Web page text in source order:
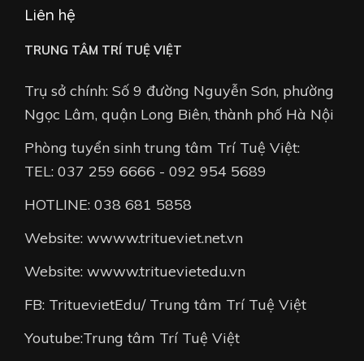
Liên hệ
TRUNG TÂM TRÍ TUỆ VIỆT
Trụ sở chính: Số 9 đường Nguyễn Sơn, phường
Ngọc Lâm, quận Long Biên, thành phố Hà Nội
Phòng tuyển sinh trung tâm Trí Tuệ Việt:
TEL: 037 259 6666 - 092 954 5689
HOTLINE: 038 681 5858
Website: wwww.tritueviet.net.vn
Website: wwww.trituevietedu.vn
FB: TrituevietEdu/ Trung tâm Trí Tuệ Việt
Youtube:Trung tâm Trí Tuệ Việt